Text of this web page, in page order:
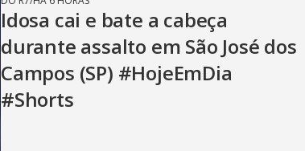
Idosa cai e bate a cabeça
durante assalto em São José dos
Campos (SP) #HojeEmDia
#Shorts